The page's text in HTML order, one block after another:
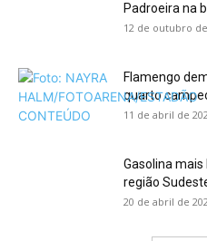
Padroeira na
12 de outubro
Flamengo
quarto
11 de abril de
Gasolina
região
20 de abril de